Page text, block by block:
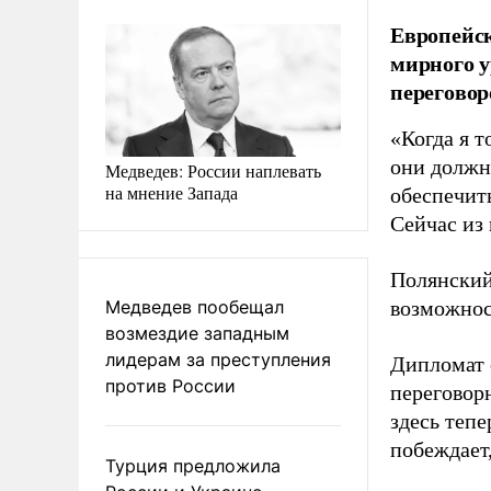
Медведев: России наплевать
на мнение Запада
Медведев пообещал
возмездие западным
лидерам за преступления
против России
Турция предложила
мирного
«Когда я
они
Сейчас из
Дипломат
здесь